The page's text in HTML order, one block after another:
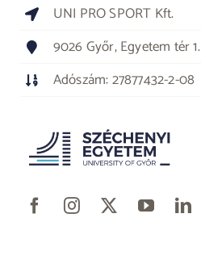
UNI PRO SPORT Kft.
9026 Győr, Egyetem tér 1.
Adószám: 27877432-2-08